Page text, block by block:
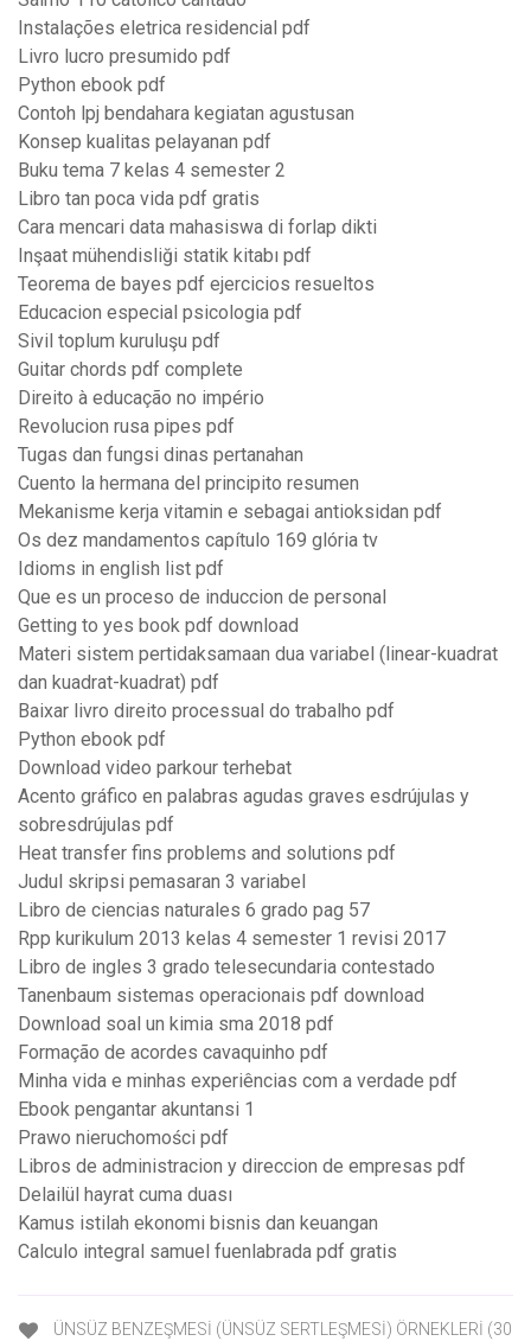
Instalações eletrica residencial pdf
Livro lucro presumido pdf
Python ebook pdf
Contoh lpj bendahara kegiatan agustusan
Konsep kualitas pelayanan pdf
Buku tema 7 kelas 4 semester 2
Libro tan poca vida pdf gratis
Cara mencari data mahasiswa di forlap dikti
Inşaat mühendisliği statik kitabı pdf
Teorema de bayes pdf ejercicios resueltos
Educacion especial psicologia pdf
Sivil toplum kuruluşu pdf
Guitar chords pdf complete
Direito à educação no império
Revolucion rusa pipes pdf
Tugas dan fungsi dinas pertanahan
Cuento la hermana del principito resumen
Mekanisme kerja vitamin e sebagai antioksidan pdf
Os dez mandamentos capítulo 169 glória tv
Idioms in english list pdf
Que es un proceso de induccion de personal
Getting to yes book pdf download
Materi sistem pertidaksamaan dua variabel (linear-kuadrat
dan kuadrat-kuadrat) pdf
Baixar livro direito processual do trabalho pdf
Python ebook pdf
Download video parkour terhebat
Acento gráfico en palabras agudas graves esdrújulas y
sobresdrújulas pdf
Heat transfer fins problems and solutions pdf
Judul skripsi pemasaran 3 variabel
Libro de ciencias naturales 6 grado pag 57
Rpp kurikulum 2013 kelas 4 semester 1 revisi 2017
Libro de ingles 3 grado telesecundaria contestado
Tanenbaum sistemas operacionais pdf download
Download soal un kimia sma 2018 pdf
Formação de acordes cavaquinho pdf
Minha vida e minhas experiências com a verdade pdf
Ebook pengantar akuntansi 1
Prawo nieruchomości pdf
Libros de administracion y direccion de empresas pdf
Delailül hayrat cuma duası
Kamus istilah ekonomi bisnis dan keuangan
Calculo integral samuel fuenlabrada pdf gratis
ÜNSÜZ BENZEŞMESİ (ÜNSÜZ SERTLEŞMESİ) ÖRNEKLERİ (30